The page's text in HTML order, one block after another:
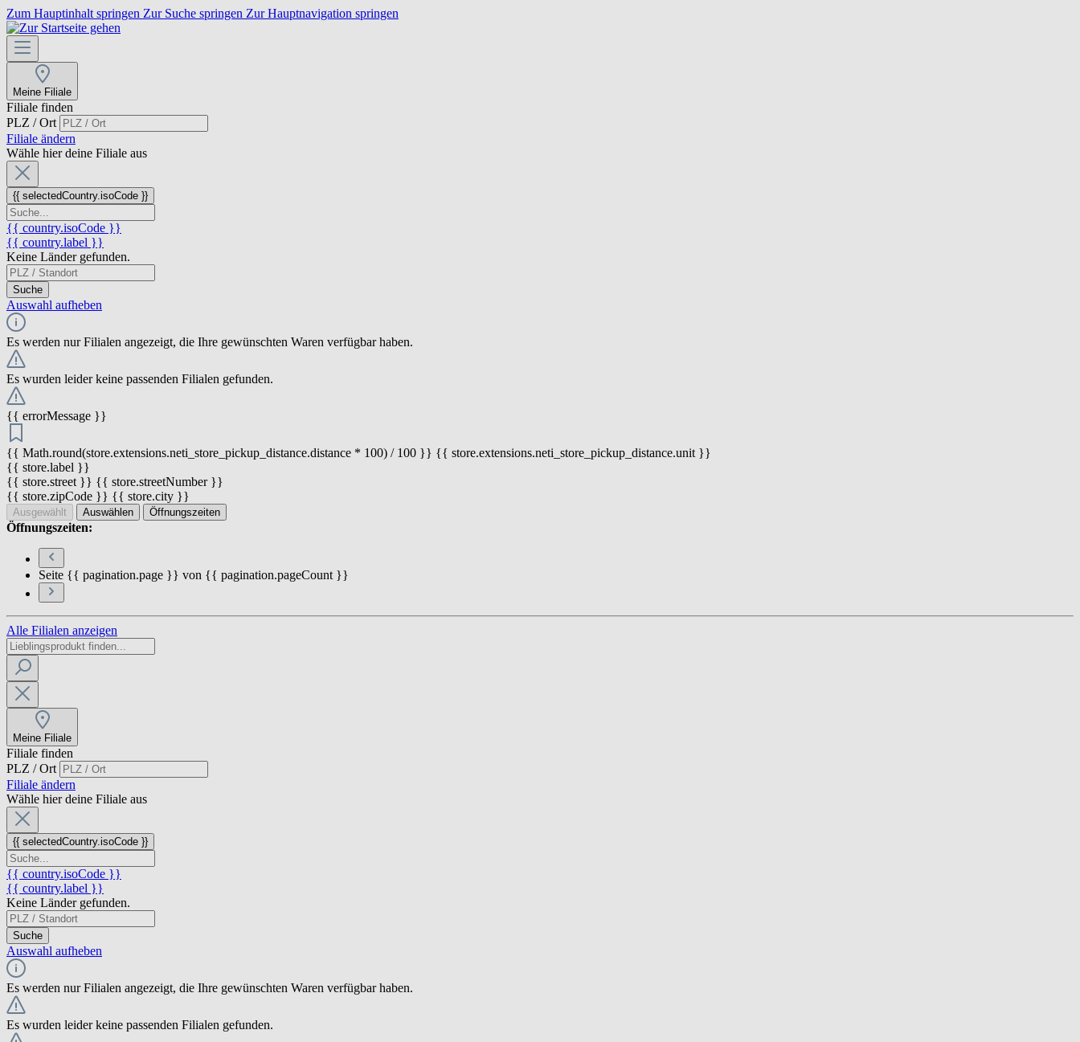
Zum Hauptinhalt springen Zur Suche springen Zur Hauptnavigation springen
Meine Filiale
Filiale finden
PLZ / Ort
Filiale ändern
Wähle hier deine Filiale aus
{{ selectedCountry.isoCode }}
{{ country.isoCode }}
{{ country.label }}
Keine Länder gefunden.
Suche
Auswahl aufheben
Es werden nur Filialen angezeigt, die Ihre gewünschten Waren verfügbar haben.
Es wurden leider keine passenden Filialen gefunden.
{{ errorMessage }}
{{ Math.round(store.extensions.neti_store_pickup_distance.distance * 100) / 100 }} {{ store.extensions.neti_store_pickup_distance.unit }}
{{ store.label }}
{{ store.street }} {{ store.streetNumber }}
{{ store.zipCode }} {{ store.city }}
Ausgewählt Auswählen Öffnungszeiten
Öffnungszeiten:
Seite {{ pagination.page }} von {{ pagination.pageCount }}
Alle Filialen anzeigen
Meine Filiale
Filiale finden
PLZ / Ort
Filiale ändern
Wähle hier deine Filiale aus
{{ selectedCountry.isoCode }}
{{ country.isoCode }}
{{ country.label }}
Keine Länder gefunden.
Suche
Auswahl aufheben
Es werden nur Filialen angezeigt, die Ihre gewünschten Waren verfügbar haben.
Es wurden leider keine passenden Filialen gefunden.